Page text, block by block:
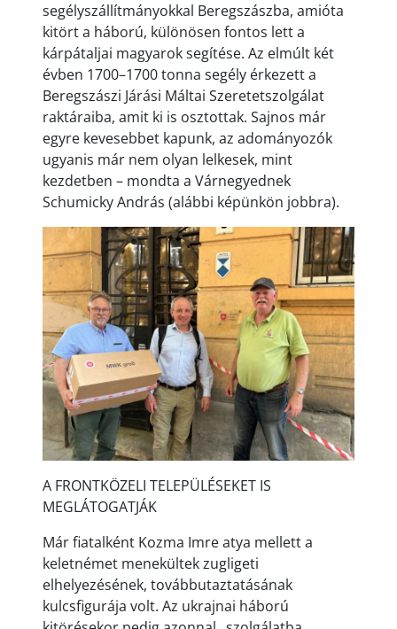
segélyszállítmányokkal Beregszászba, amióta
kitört a háború, különösen fontos lett a
kárpátaljai magyarok segítése. Az elmúlt két
évben 1700–1700 tonna segély érkezett a
Beregszászi Járási Máltai Szeretetszolgálat
raktáraiba, amit ki is osztottak. Sajnos már
egyre kevesebbet kapunk, az adományozók
ugyanis már nem olyan lelkesek, mint
kezdetben – mondta a Várnegyednek
Schumicky András (alábbi képünkön jobbra).
A FRONTKÖZELI TELEPÜLÉSEKET IS
MEGLÁTOGATJÁK
Már fiatalként Kozma Imre atya mellett a
keletnémet menekültek zugligeti
elhelyezésének, továbbutaztatásának
kulcsfigurája volt. Az ukrajnai háború